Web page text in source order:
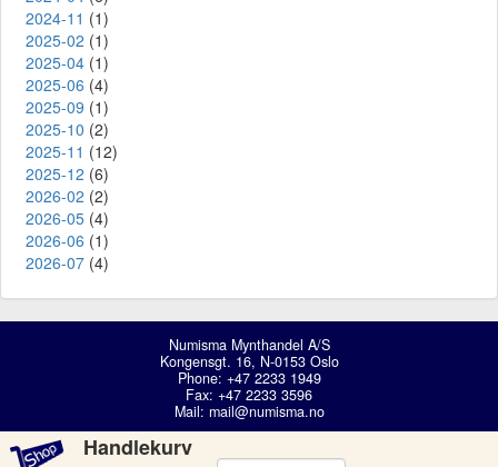
2024-11 (1)
2025-02 (1)
2025-04 (1)
2025-06 (4)
2025-09 (1)
2025-10 (2)
2025-11 (12)
2025-12 (6)
2026-02 (2)
2026-05 (4)
2026-06 (1)
2026-07 (4)
Numisma Mynthandel A/S
Kongensgt. 16, N-0153 Oslo
Phone: +47 2233 1949
Fax: +47 2233 3596
Mail: mail@numisma.no
Handlekurv